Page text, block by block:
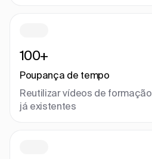
100+
Poupança de tempo
Reutilizar vídeos de
já existentes